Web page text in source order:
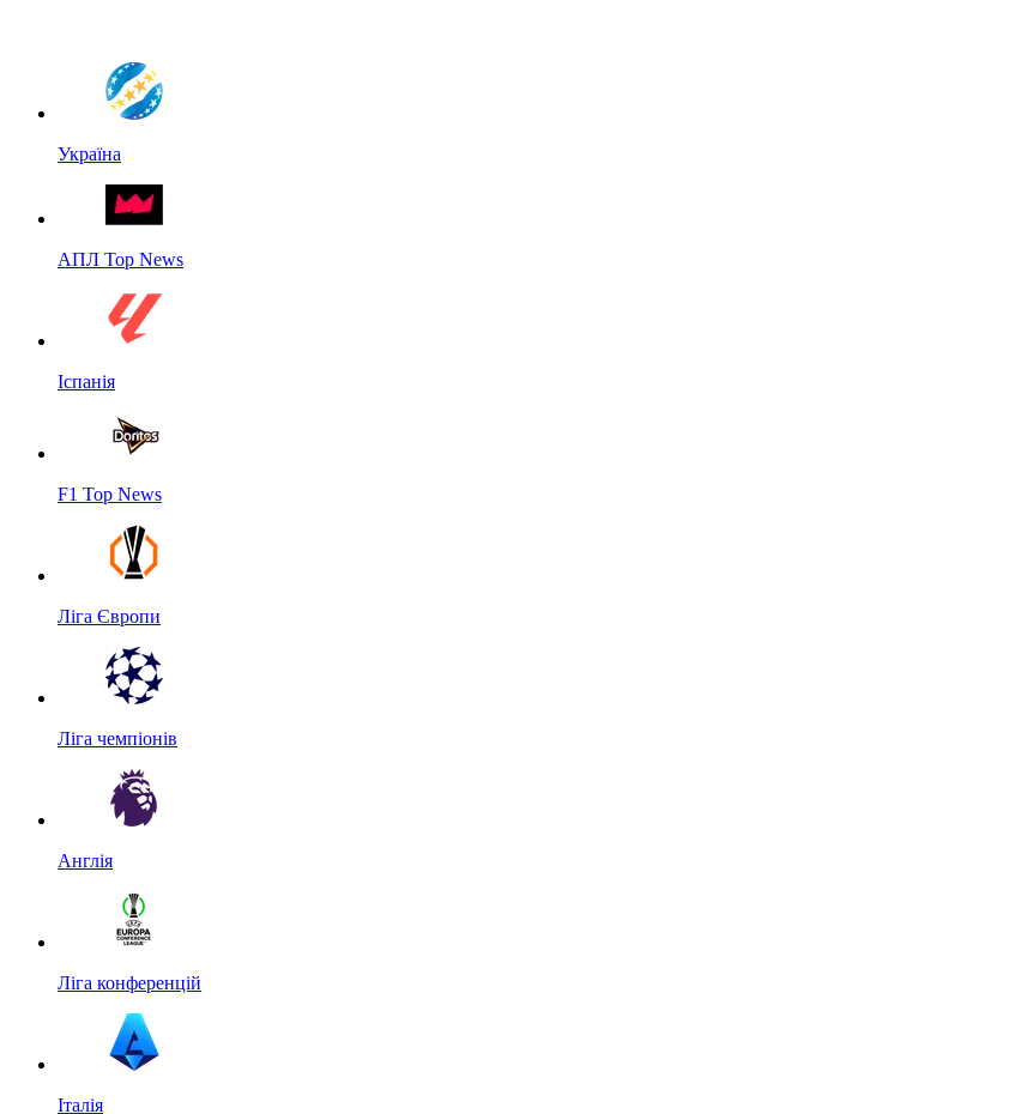
Україна
АПЛ Top News
Іспанія
F1 Top News
Ліга Європи
Ліга чемпіонів
Англія
Ліга конференцій
Італія